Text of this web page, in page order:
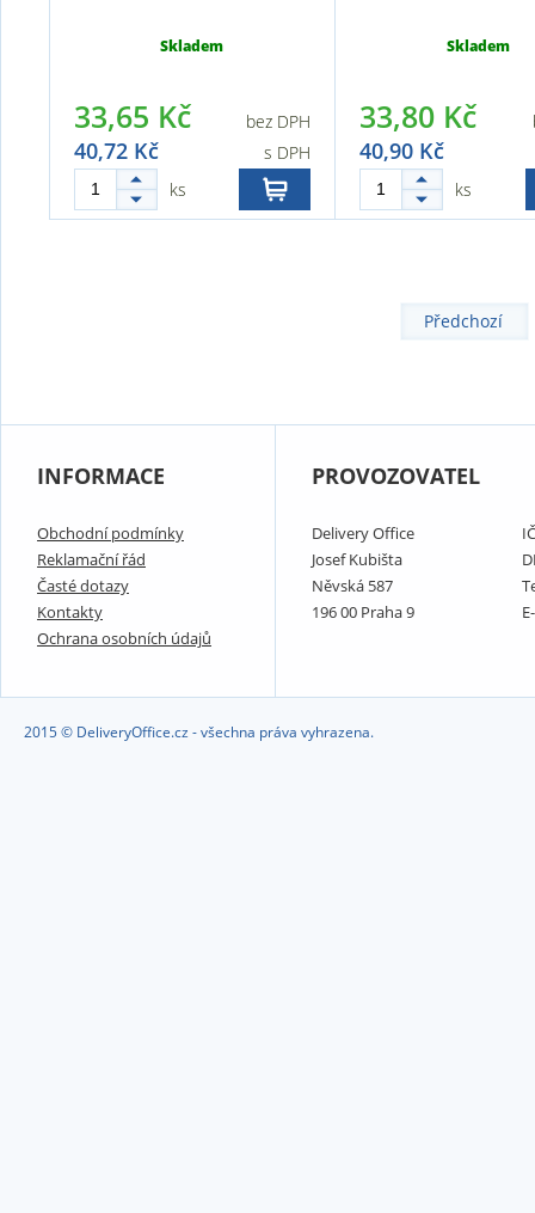
Skladem
33,65 Kč bez DPH
40,72 Kč
s DPH
ks
Skladem
33,80 Kč
40,90 Kč
ks
Předchozí
INFORMACE
Obchodní podmínky
Reklamační řád
Časté dotazy
Kontakty
Ochrana osobních údajů
PROVOZOVATEL
Delivery Office
Josef Kubišta
Něvská 587
196 00 Praha 9
2015 © DeliveryOffice.cz - všechna práva vyhrazena.